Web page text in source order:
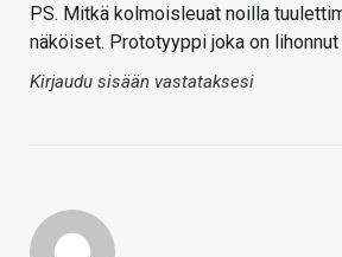
PS. Mitkä kolmoisleuat noilla
näköiset. Prototyyppi joka on lihonnut
Kirjaudu sisään vastataksesi